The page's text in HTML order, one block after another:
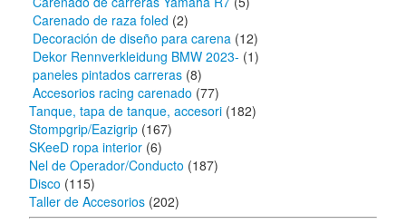
Carenado de raza foled (2)
Decoración de diseño para carena (12)
Dekor Rennverkleidung BMW 2023- (1)
paneles pintados carreras (8)
Accesorios racing carenado (77)
Tanque, tapa de tanque, accesori (182)
Stompgrip/Eazigrip (167)
SKeeD ropa interior (6)
Nel de Operador/Conducto (187)
Disco (115)
Taller de Accesorios (202)